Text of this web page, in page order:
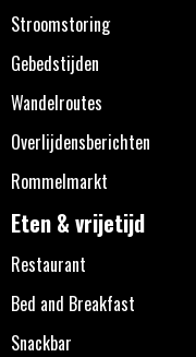
Stroomstoring
Gebedstijden
Wandelroutes
Overlijdensberichten
Rommelmarkt
Eten & vrijetijd
Restaurant
Bed and Breakfast
Snackbar